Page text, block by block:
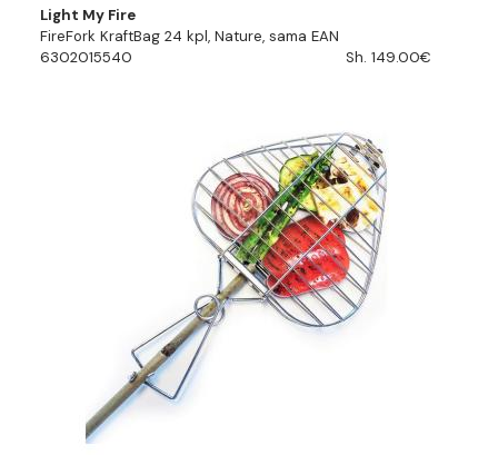
Light My Fire
FireFork KraftBag 24 kpl, Nature, sama EAN
6302015540
Sh. 149.00€